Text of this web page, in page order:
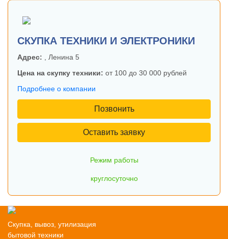
СКУПКА ТЕХНИКИ И ЭЛЕКТРОНИКИ
Адрес: , Ленина 5
Цена на скупку техники: от 100 до 30 000 рублей
Подробнее о компании
Позвонить
Оставить заявку
Режим работы
круглосуточно
Скупка, вывоз, утилизация
бытовой техники